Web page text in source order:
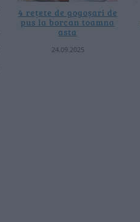
4 rețete de gogoșari de
pus la borcan toamna
asta
24.09.2025